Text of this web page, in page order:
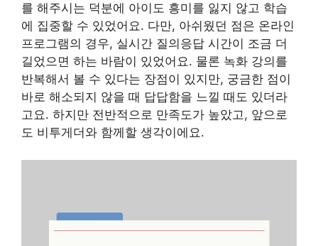
를 해주시는 덕분에 아이도 흥미를 잃지 않고 학습
에 집중할 수 있었어요. 다만, 아쉬웠던 점은 온라인
프로그램의 경우, 실시간 질의응답 시간이 조금 더
길었으면 하는 바람이 있었어요. 물론 녹화 강의를
반복해서 볼 수 있다는 장점이 있지만, 궁금한 점이
바로 해소되지 않을 때 답답함을 느낄 때도 있더라
고요. 하지만 전반적으로 만족도가 높았고, 앞으로
도 비투게더와 함께할 생각이에요.